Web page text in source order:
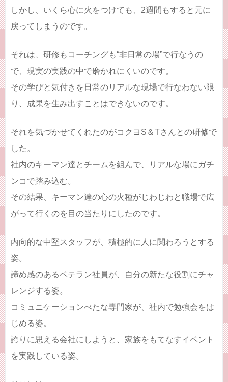
しかし、いくら心に火をつけても、2週間もすると元に
戻ってしまうのです。
それは、研修もコーチングも“非日常の場”で行なうの
で、現実の実践の中で磨かれにくいのです。
その学びと気付きを日常のリアルな現場で行なわない限
り、成果を生み出すことはできないのです。
それを気づかせてくれたのがコクヨS＆Tさんとの研修で
した。
社内のキーマン達とチームを組んで、リアルな場にガチ
ンコで踏み込む。
その結果、キーマン達の心の火種がじわじわと職場で広
がって行くのを目の当たりにしたのです。
内向的な中堅スタッフが、積極的に人に関わろうとする
姿。
諦め感のあるベテラン社員が、自分の新たな役割にチャ
レンジする姿。
コミュニケーションべたな専門家が、社内で勉強会をは
じめる姿。
誇りに思える会社にしようと、家族をもてなすイベント
を実践している姿。